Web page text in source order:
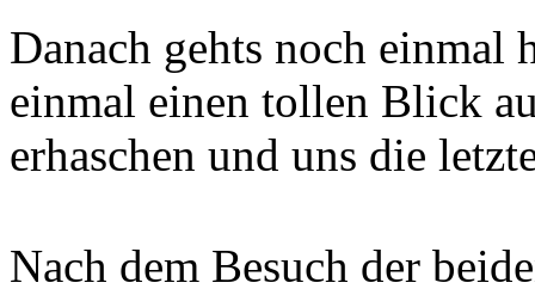
Danach gehts noch
einmal einen tollen Blick
erhaschen und uns die
Nach dem Besuch der